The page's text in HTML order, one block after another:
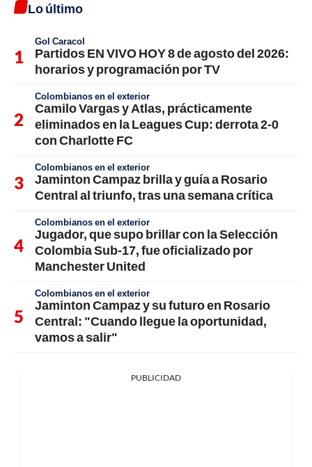
Lo último
Gol Caracol
Partidos EN VIVO HOY 8 de agosto del 2026:
horarios y programación por TV
Colombianos en el exterior
Camilo Vargas y Atlas, prácticamente
eliminados en la Leagues Cup: derrota 2-0
con Charlotte FC
Colombianos en el exterior
Jaminton Campaz brilla y guía a Rosario
Central al triunfo, tras una semana crítica
Colombianos en el exterior
Jugador, que supo brillar con la Selección
Colombia Sub-17, fue oficializado por
Manchester United
Colombianos en el exterior
Jaminton Campaz y su futuro en Rosario
Central: "Cuando llegue la oportunidad,
vamos a salir"
PUBLICIDAD